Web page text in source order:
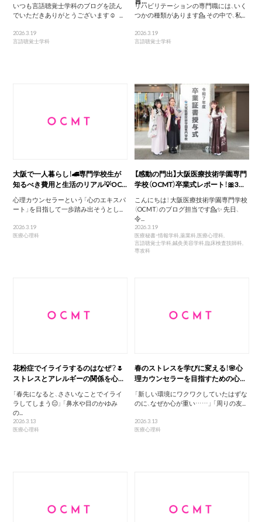
いつも言語聴覚士学科のブログを読ん
でいただきありがとうございます☺️ ...
2026.3.19
言語聴覚士学科
リハビリテーションの専門職には、いく
つかの種類があります💁 その中で、私...
2026.3.19
言語聴覚士学科
大阪で一人暮らし！🚄専門学校生が
知るべき費用と生活のリアル💡OC...
心理カウンセラーという「心のエキスパ
ート」を目指して一歩踏み出そうとし...
2026.3.19
医療心理科
【感動の門出】大阪医療技術学園専門
学校（OCMT）卒業式レポート！🎀3...
こんにちは！ 大阪医療技術学園専門学校
（OCMT）のブログ担当です💁✨ 先日、
令...
2026.3.19
医療秘書・情報学科,薬業科,医療心理科,
言語聴覚士学科,鍼灸美容学科,臨床検査技師科,
専攻科
花粉症でイライラするのはなぜ？🌷
ストレスとアレルギーの関係を心...
「春先になると、ささいなことでイライ
ラしてしまう😑」 「鼻水や目のかゆみ
の...
2026.3.13
医療心理科
春のストレスを学びに変える！🌸心
理カウンセラーを目指すための心...
「新しい環境にワクワクしていたはずな
のに、なぜか心が重い……」 「周りの友...
2026.3.13
医療心理科